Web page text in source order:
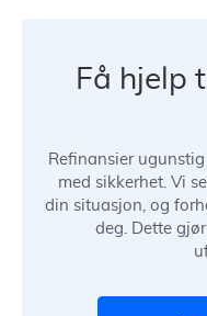
Få hjelp
Refinansier
med sikkerhet. Vi
din situasjon, og
deg. Dette